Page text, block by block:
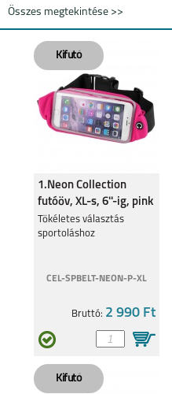
Összes megtekintése >>
1.Neon Collection
futóöv, XL-s, 6''-ig, pink
Tökéletes választás
sportoláshoz
CEL-SPBELT-NEON-P-XL
Bruttó: 2 990 Ft